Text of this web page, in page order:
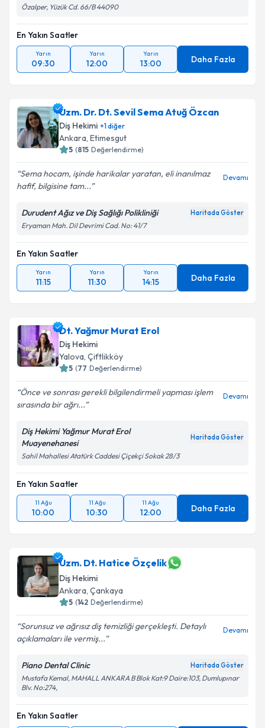
Özalper, Yüzük Cd. 66/B 44090
En Yakın Saatler
Yarın
09:30
Yarın
12:00
Yarın
13:00 Daha Fazla
Uzm. Dr. Dt. Sevil Sema Atuğ Özcan
Diş Hekimi +1diğer
Ankara, Etimesgut
5 (815 Değerlendirme)
Sema hocam, işinde harikalar yaratan, eli inanılmaz
hafif, bilgisine tam...
Devamı
Durudent Ağız ve Diş Sağlığı Polikliniği Haritada Göster
Eryaman Mah. Dil Devrimi Cad. No: 41/7
En Yakın Saatler
Yarın
11:15
Yarın
11:30
Yarın
14:15 Daha Fazla
Dt. Yağmur Murat Erol
Diş Hekimi
Yalova, Çiftlikköy
5 (77 Değerlendirme)
Önce ve sonrası gerekli bilgilendirmeli yapması işlem
sırasında bir ağrı...
Devamı
Diş Hekimi Yağmur Murat Erol
Muayenehanesi
Haritada Göster
Sahil Mahallesi Atatürk Caddesi Çiçekçi Sokak 28/3
En Yakın Saatler
11 Ağu
10:00
11 Ağu
10:30
11 Ağu
12:00 Daha Fazla
Uzm. Dt. Hatice Özçelik
Diş Hekimi
Ankara, Çankaya
5 (142 Değerlendirme)
Sorunsuz ve ağrısız diş temizliği gerçekleşti. Detaylı
açıklamaları ile vermiş...
Devamı
Piano Dental Clinic Haritada Göster
Mustafa Kemal, MAHALL ANKARA B Blok Kat:9 Daire:103, Dumlupınar
Blv. No:274,
En Yakın Saatler